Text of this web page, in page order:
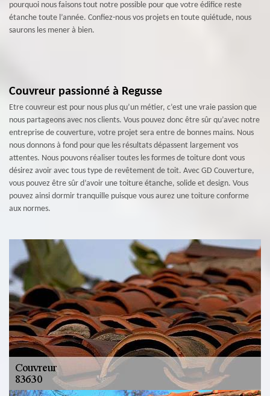
pourquoi nous faisons tout notre possible pour que votre édifice reste
étanche toute l’année. Confiez-nous vos projets en toute quiétude, nous
saurons les mener à bien.
Couvreur passionné à Regusse
Etre couvreur est pour nous plus qu’un métier, c’est une vraie passion que
nous partageons avec nos clients. Vous pouvez donc être sûr qu’avec notre
entreprise de couverture, votre projet sera entre de bonnes mains. Nous
nous donnons à fond pour que les résultats dépassent largement vos
attentes. Nous pouvons réaliser toutes les formes de toiture dont vous
désirez avoir avec tous type de revêtement de toit. Avec GD Couverture,
vous pouvez être sûr d’avoir une toiture étanche, solide et design. Vous
pouvez ainsi dormir tranquille puisque vous aurez une toiture conforme
aux normes.